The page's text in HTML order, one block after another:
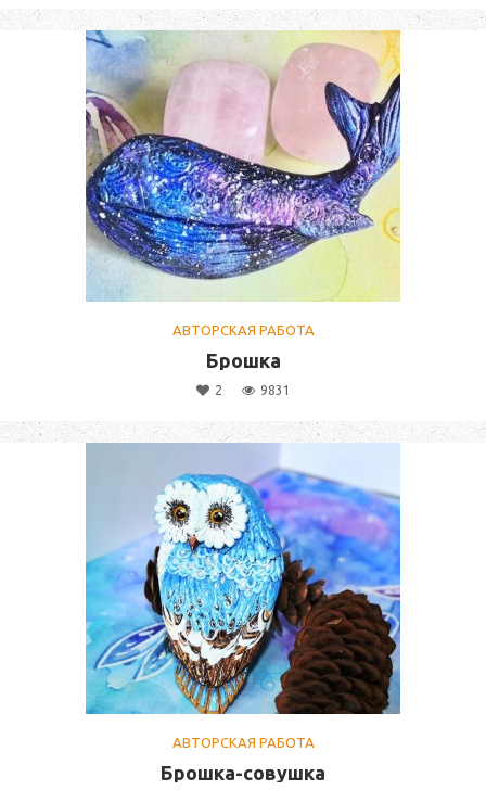
АВТОРСКАЯ РАБОТА
Брошка
2 9831
АВТОРСКАЯ РАБОТА
Брошка-совушка